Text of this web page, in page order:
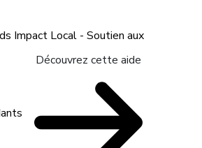
Impact Local - Soutien aux
Découvrez cette aide